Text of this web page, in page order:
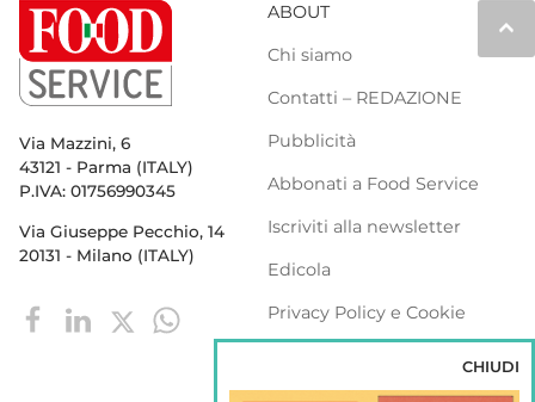
keyboard_arrow_up
Via Mazzini, 6
43121 - Parma (ITALY)
P.IVA: 01756990345
Via Giuseppe Pecchio, 14
20131 - Milano (ITALY)
ABOUT
Chi siamo
Contatti – REDAZIONE
Pubblicità
Abbonati a Food Service
Iscriviti alla newsletter
Edicola
Privacy Policy e Cookie
CHIUDI